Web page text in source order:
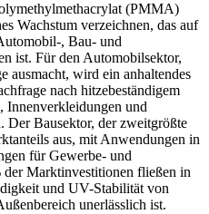
(PMMA)
Wachstum verzeichnen, das auf
, Bau- und
ist. Für den Automobilsektor,
ausmacht, wird ein anhaltendes
nach hitzebeständigem
Innenverkleidungen und
Der Bausektor, der zweitgrößte
aus, mit Anwendungen in
für Gewerbe- und
der Marktinvestitionen fließen in
und UV-Stabilität von
unerlässlich ist.